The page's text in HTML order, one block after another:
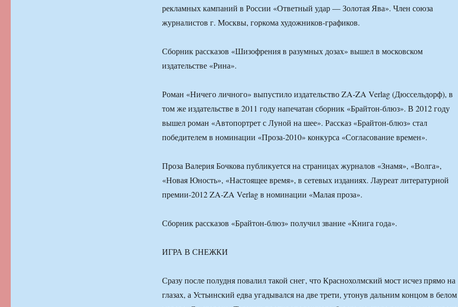
рекламных кампаний в России «Ответный удар — Золотая Ява». Член союза
журналистов г. Москвы, горкома художников-графиков.
Сборник рассказов «Шизофрения в разумных дозах» вышел в московском
издательстве «Рина».
Роман «Ничего личного» выпустило издательство ZA-ZA Verlag (Дюссельдорф), в
том же издательстве в 2011 году напечатан сборник «Брайтон-блюз». В 2012 году
вышел роман «Автопортрет с Луной на шее». Рассказ «Брайтон-блюз» стал
победителем в номинации «Проза-2010» конкурса «Согласование времен».
Проза Валерия Бочкова публикуется на страницах журналов «Знамя», «Волга»,
«Новая Юность», «Настоящее время», в сетевых изданиях. Лауреат литературной
премии-2012 ZA-ZA Verlag в номинации «Малая проза».
Сборник рассказов «Брайтон-блюз» получил звание «Книга года».
ИГРА В СНЕЖКИ
Сразу после полудня повалил такой снег, что Краснохолмский мост исчез прямо на
глазах, а Устьинский едва угадывался на две трети, утонув дальним концом в белом